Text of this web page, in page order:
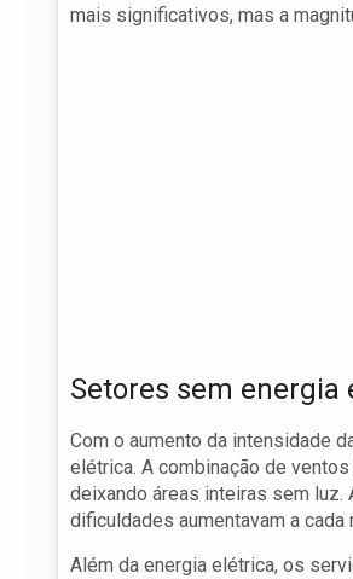
mais significativos, mas a
Setores sem
Com o aumento da intensidade
elétrica. A combinação de
deixando áreas inteiras sem luz.
dificuldades aumentavam a cada
Além da energia elétrica, os